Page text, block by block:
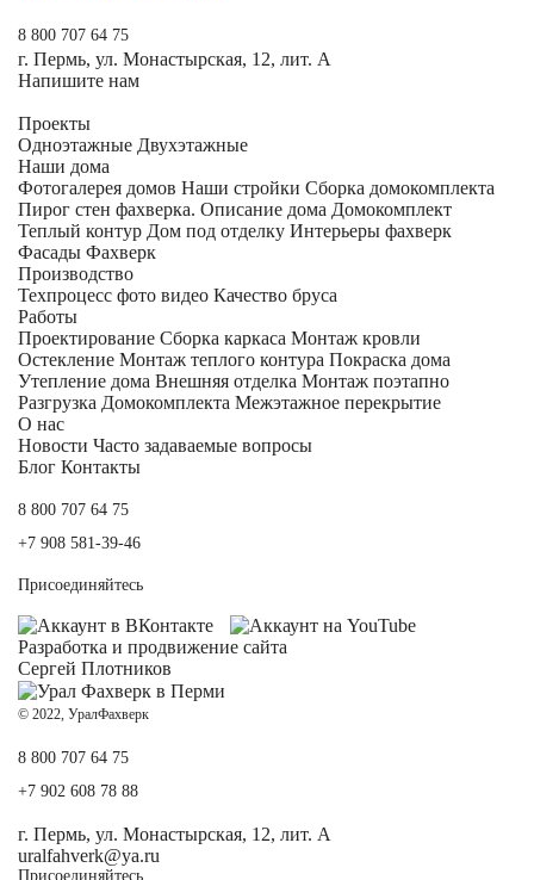
8 800 707 64 75
г. Пермь, ул. Монастырская, 12, лит. А
Напишите нам
Проекты
Одноэтажные Двухэтажные
Наши дома
Фотогалерея домов Наши стройки Сборка домокомплекта
Пирог стен фахверка. Описание дома Домокомплект
Теплый контур Дом под отделку Интерьеры фахверк
Фасады Фахверк
Производство
Техпроцесс фото видео Качество бруса
Работы
Проектирование Сборка каркаса Монтаж кровли
Остекление Монтаж теплого контура Покраска дома
Утепление дома Внешняя отделка Монтаж поэтапно
Разгрузка Домокомплекта Межэтажное перекрытие
О нас
Новости Часто задаваемые вопросы
Блог Контакты
8 800 707 64 75
+7 908 581-39-46
Присоединяйтесь
Разработка и продвижение сайта
Сергей Плотников
© 2022, УралФахверк
8 800 707 64 75
+7 902 608 78 88
г. Пермь, ул. Монастырская, 12, лит. А
uralfahverk@ya.ru
Присоединяйтесь